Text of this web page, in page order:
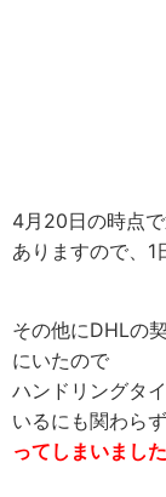
4月20日の時点
ありますので、1
その他にDHLの
にいたので
ハンドリングタ
いるにも関わらず
ってしまいました